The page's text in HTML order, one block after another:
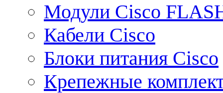
Модули Cisco
Кабели Cisco
Блоки питания Cisco
Крепежные